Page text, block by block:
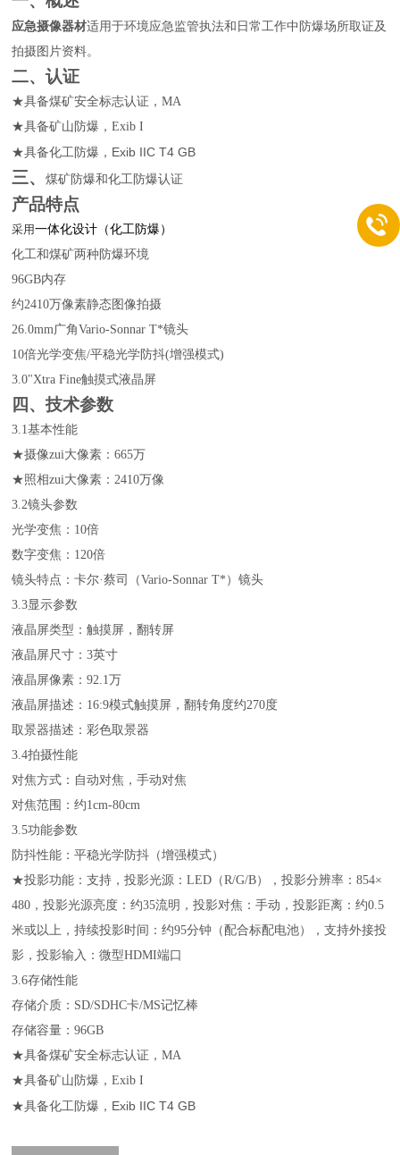
应急摄像器材适用于环境应急监管执法和日常工作中防爆场所取证及
拍摄图片资料。
二、认证
★具备煤矿安全标志认证，MA
★具备矿山防爆，Exib I
★具备化工防爆， Exib IIC T4 GB
三、煤矿防爆和化工防爆认证
产品特点
采用一体化设计（化工防爆）
化工和煤矿两种防爆环境
96GB内存
约2410万像素静态图像拍摄
26.0mm广角Vario-Sonnar T*镜头
10倍光学变焦/平稳光学防抖(增强模式)
3.0"Xtra Fine触摸式液晶屏
四、技术参数
3.1基本性能
★摄像zui大像素：665万
★照相zui大像素：2410万像
3.2镜头参数
光学变焦： 10倍
数字变焦： 120倍
镜头特点：卡尔·蔡司（Vario-Sonnar T* ）镜头
3.3显示参数
液晶屏类型：触摸屏，翻转屏
液晶屏尺寸：3英寸
液晶屏像素：92.1万
液晶屏描述： 16:9模式触摸屏，翻转角度约270度
取景器描述：彩色取景器
3.4拍摄性能
对焦方式：自动对焦，手动对焦
对焦范围：约1cm-80cm
3.5功能参数
防抖性能：平稳光学防抖（增强模式）
★投影功能：支持，投影光源：LED （R/G/B），投影分辨率：854×
480 ，投影光源亮度：约35流明，投影对焦：手动，投影距离：约0.5
米或以上，持续投影时间：约95分钟（配合标配电池），支持外接投
影，投影输入：微型HDMI端口
3.6存储性能
存储介质： SD/SDHC卡/MS记忆棒
存储容量：96GB
★具备煤矿安全标志认证，MA
★具备矿山防爆，Exib I
★具备化工防爆， Exib IIC T4 GB